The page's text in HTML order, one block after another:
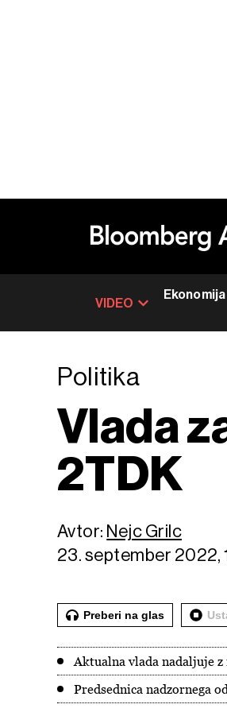
VIDEO
Ekonomija
Politika
Vlada
2TDK
Avtor: Nejc Grilc
23. september 2022,
Preberi na glas
Aktualna vlada nadaljuje
Predsednica nadzornega